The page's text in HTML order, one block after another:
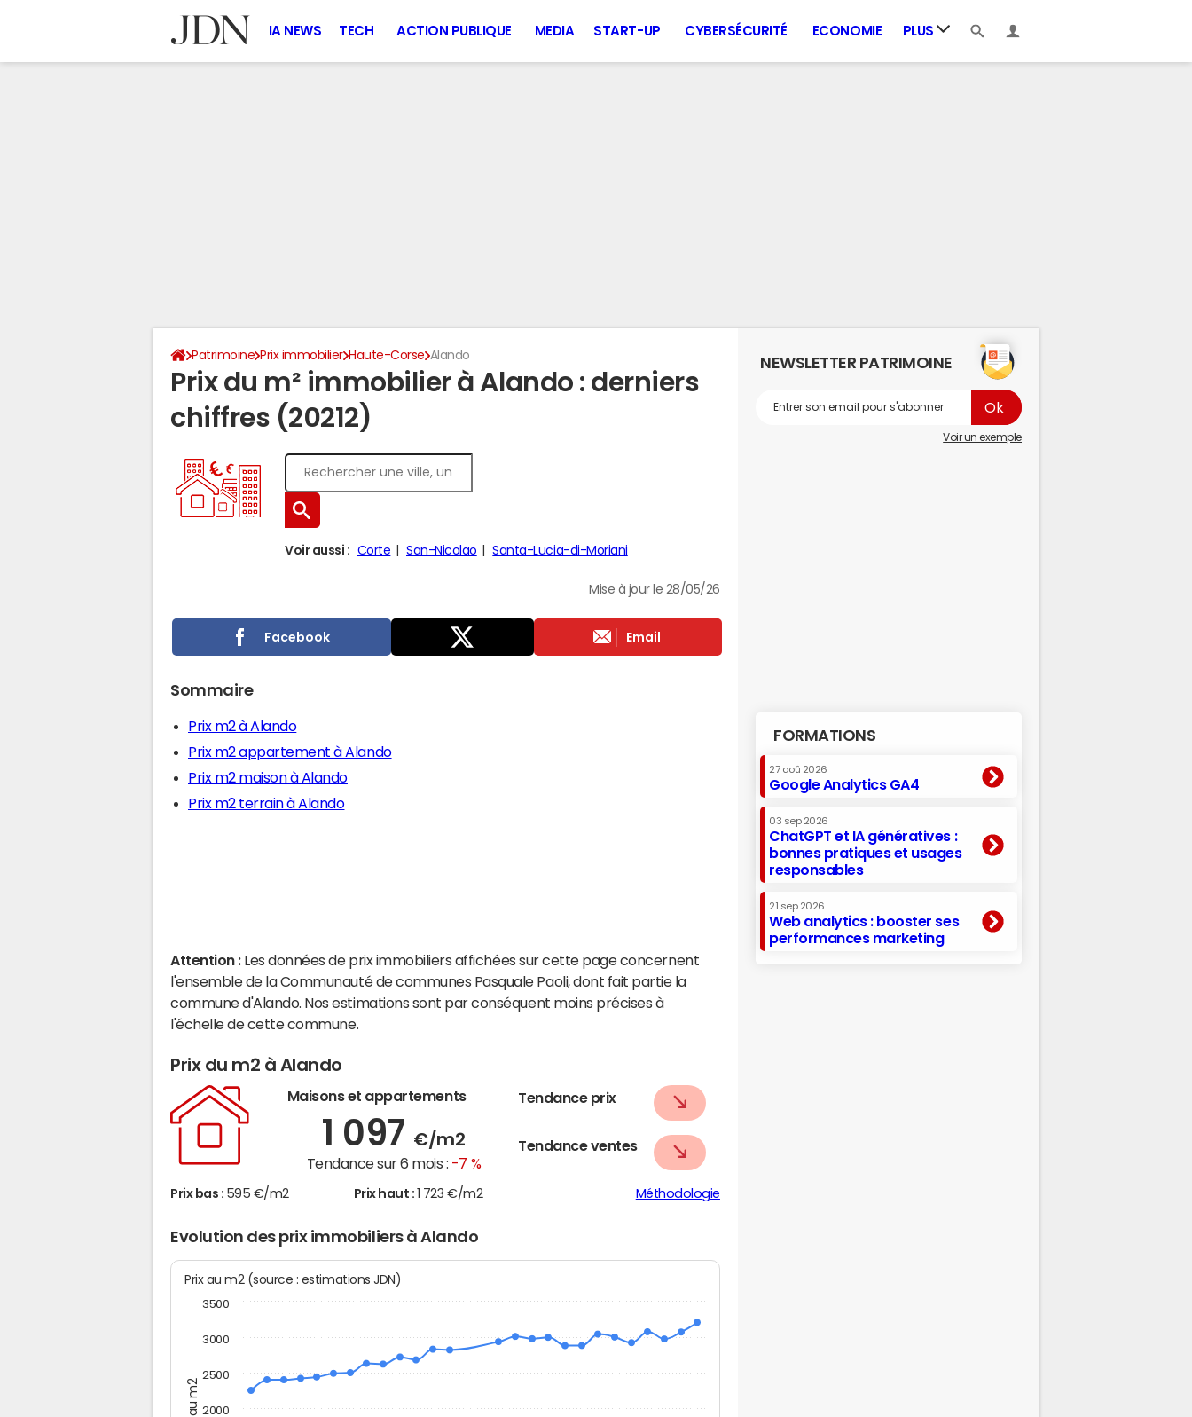
IA NEWS TECH ACTION PUBLIQUE MEDIA START-UP CYBERSÉCURITÉ ECONOMIE PLUS
Patrimoine Prix immobilier Haute-Corse Alando
Prix du m² immobilier à Alando : derniers
chiffres (20212)
Voir aussi : Corte San-Nicolao Santa-Lucia-di-Moriani
Mise à jour le 28/05/26
Facebook Email
Sommaire
Prix m2 à Alando
Prix m2 appartement à Alando
Prix m2 maison à Alando
Prix m2 terrain à Alando
Attention : Les données de prix immobiliers affichées sur cette page concernent
l'ensemble de la Communauté de communes Pasquale Paoli, dont fait partie la
commune d'Alando. Nos estimations sont par conséquent moins précises à
l'échelle de cette commune.
Prix du m2 à Alando
Maisons et appartements
1 097 €/m2
Tendance sur 6 mois : -7 %
Tendance prix
Tendance ventes
Prix bas : 595 €/m2 Prix haut : 1 723 €/m2 Méthodologie
Evolution des prix immobiliers à Alando
Prix au m2 (source : estimations JDN)
2000
2500
3000
3500
NEWSLETTER PATRIMOINE
Voir un exemple
FORMATIONS
27 aoû 2026
Google Analytics GA4
03 sep 2026
ChatGPT et IA génératives :
bonnes pratiques et usages
responsables
21 sep 2026
Web analytics : booster ses
performances marketing